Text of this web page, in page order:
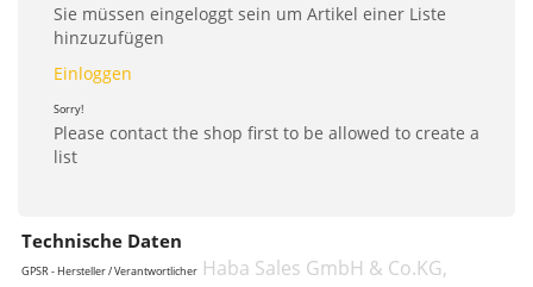
Sie müssen eingeloggt sein um Artikel einer Liste
hinzuzufügen
Einloggen
Sorry!
Please contact the shop first to be allowed to create a
list
Technische Daten
GPSR - Hersteller / Verantwortlicher Haba Sales GmbH & Co.KG,